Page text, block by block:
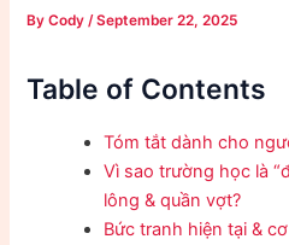
ByCody /September 22, 2025
Table of Contents
Tóm tắt dành cho
Vì sao trường học là
lông & quần vợt?
Bức tranh hiện tại &